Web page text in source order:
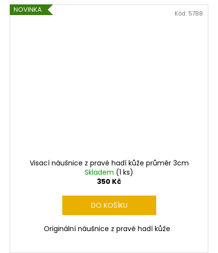
NOVINKA
Visací náušnice z pravé hadí kůže průměr 3cm
Skladem (1 ks)
350 Kč
DO KOŠÍKU
Originální náušnice z pravé hadí kůže
Kód: 5788